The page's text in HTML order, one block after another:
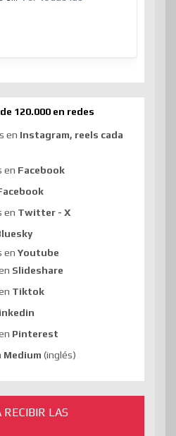
120.000 en redes
en Instagram, reels cada
en Facebook
en Twitter - X
en Youtube
Slideshare
Tiktok
Pinterest
Medium (inglés)
LAS